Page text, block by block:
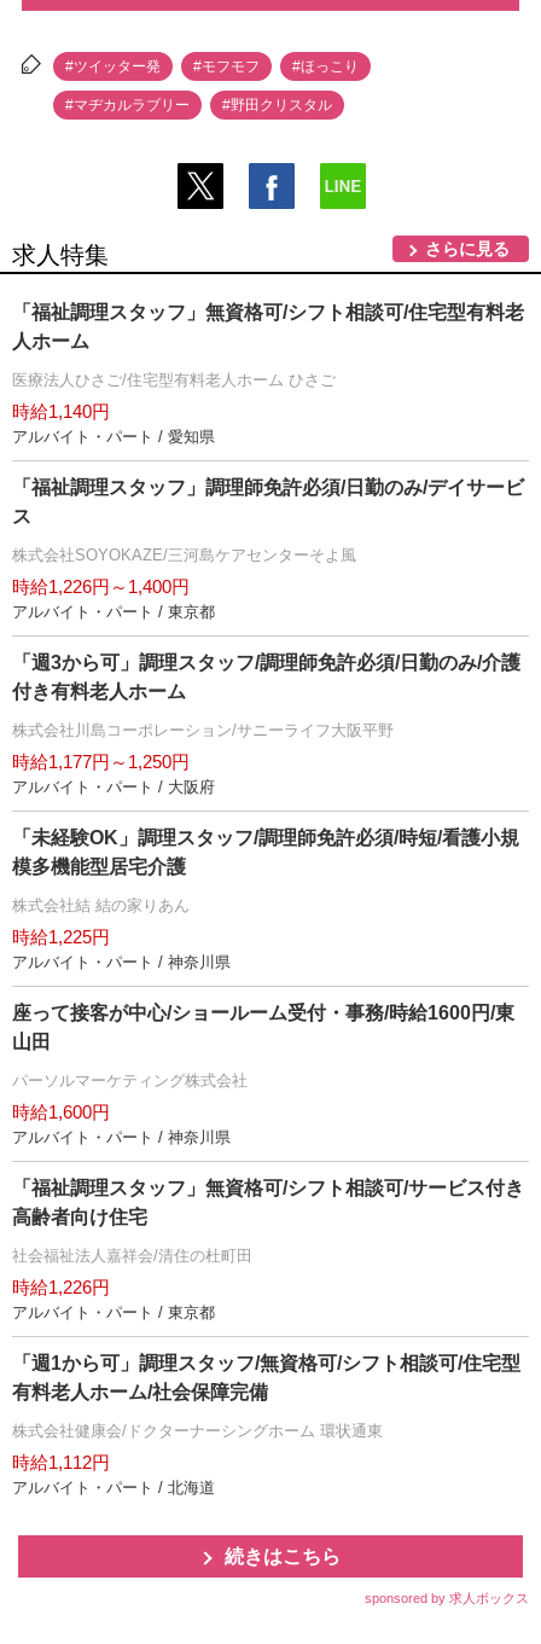
#ツイッター発 #モフモフ #ほっこり
#マヂカルラブリー #野田クリスタル
求人特集 さらに見る
「福祉調理スタッフ」無資格可/シフト相談可/住宅型有料老
人ホーム
医療法人ひさご/住宅型有料老人ホーム ひさご
時給1,140円
アルバイト・パート / 愛知県
「福祉調理スタッフ」調理師免許必須/日勤のみ/デイサービ
ス
株式会社SOYOKAZE/三河島ケアセンターそよ風
時給1,226円～1,400円
アルバイト・パート / 東京都
「週3から可」調理スタッフ/調理師免許必須/日勤のみ/介護
付き有料老人ホーム
株式会社川島コーポレーション/サニーライフ大阪平野
時給1,177円～1,250円
アルバイト・パート / 大阪府
「未経験OK」調理スタッフ/調理師免許必須/時短/看護小規
模多機能型居宅介護
株式会社結 結の家りあん
時給1,225円
アルバイト・パート / 神奈川県
座って接客が中心/ショールーム受付・事務/時給1600円/東
山田
パーソルマーケティング株式会社
時給1,600円
アルバイト・パート / 神奈川県
「福祉調理スタッフ」無資格可/シフト相談可/サービス付き
高齢者向け住宅
社会福祉法人嘉祥会/清住の杜町田
時給1,226円
アルバイト・パート / 東京都
「週1から可」調理スタッフ/無資格可/シフト相談可/住宅型
有料老人ホーム/社会保障完備
株式会社健康会/ドクターナーシングホーム 環状通東
時給1,112円
アルバイト・パート / 北海道
続きはこちら
sponsored by 求人ボックス